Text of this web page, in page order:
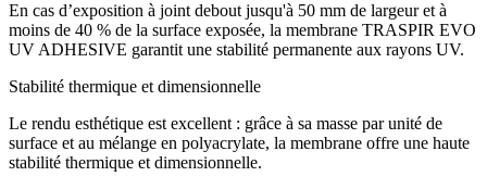
En cas d’exposition à joint debout jusqu'à 50 mm de largeur et à
moins de 40 % de la surface exposée, la membrane TRASPIR EVO
UV ADHESIVE garantit une stabilité permanente aux rayons UV.
Stabilité thermique et dimensionnelle
Le rendu esthétique est excellent : grâce à sa masse par unité de
surface et au mélange en polyacrylate, la membrane offre une haute
stabilité thermique et dimensionnelle.